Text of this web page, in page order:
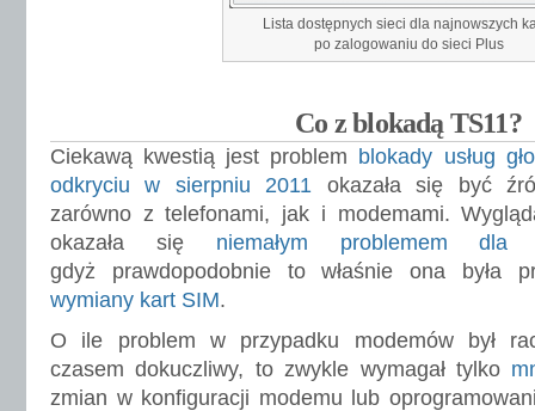
Lista dostępnych sieci dla najnowszych
po zalogowaniu do sieci Plus
Co z blokadą TS11?
Ciekawą kwestią jest problem blokady usług
odkryciu w sierpniu 2011 okazała się być
zarówno z telefonami, jak i modemami.
okazała się niemałym problemem
gdyż prawdopodobnie to właśnie ona była
wymiany kart SIM.
O ile problem w przypadku modemów był
czasem dokuczliwy, to zwykle wymagał tylko
zmian w konfiguracji modemu lub